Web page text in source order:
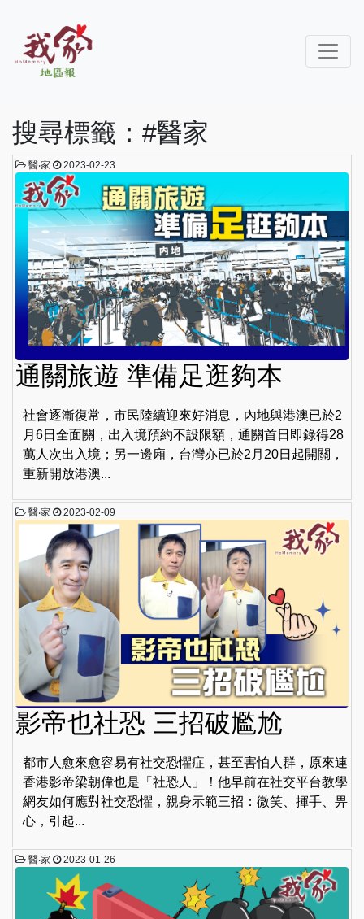
搜尋標籤：#醫家
醫‧家 2023-02-23
通關旅遊 準備足逛夠本
社會逐漸復常，市民陸續迎來好消息，內地與港澳已於2
月6日全面關，出入境預約不設限額，通關首日即錄得28
萬人次出入境；另一邊廂，台灣亦已於2月20日起開關，
重新開放港澳...
醫‧家 2023-02-09
影帝也社恐 三招破尷尬
都市人愈來愈容易有社交恐懼症，甚至害怕人群，原來連
香港影帝梁朝偉也是「社恐人」！他早前在社交平台教學
網友如何應對社交恐懼，親身示範三招：微笑、揮手、畀
心，引起...
醫‧家 2023-01-26